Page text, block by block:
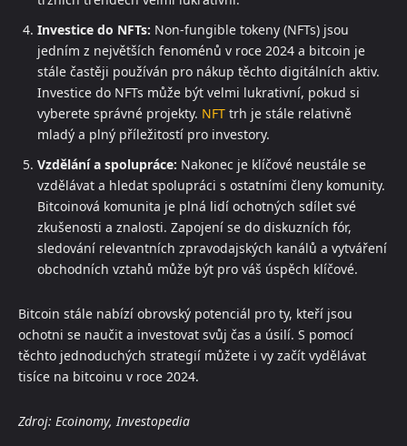
Investice do NFTs: Non-fungible tokeny (NFTs) jsou
jedním z největších fenoménů v roce 2024 a bitcoin je
stále častěji používán pro nákup těchto digitálních aktiv.
Investice do NFTs může být velmi lukrativní, pokud si
vyberete správné projekty. NFT trh je stále relativně
mladý a plný příležitostí pro investory.
Vzdělání a spolupráce: Nakonec je klíčové neustále se
vzdělávat a hledat spolupráci s ostatními členy komunity.
Bitcoinová komunita je plná lidí ochotných sdílet své
zkušenosti a znalosti. Zapojení se do diskuzních fór,
sledování relevantních zpravodajských kanálů a vytváření
obchodních vztahů může být pro váš úspěch klíčové.
Bitcoin stále nabízí obrovský potenciál pro ty, kteří jsou
ochotni se naučit a investovat svůj čas a úsilí. S pomocí
těchto jednoduchých strategií můžete i vy začít vydělávat
tisíce na bitcoinu v roce 2024.
Zdroj: Ecoinomy, Investopedia